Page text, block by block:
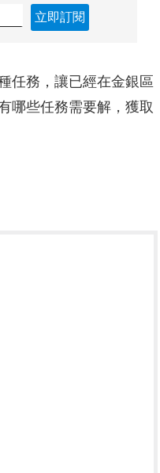
立即訂閱
任務，讓已經在金銀區
哪些任務需要解，獲取